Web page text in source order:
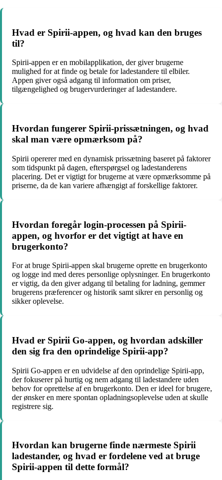
Hvad er Spirii-appen, og hvad kan den bruges
til?
Spirii-appen er en mobilapplikation, der giver brugerne
mulighed for at finde og betale for ladestandere til elbiler.
Appen giver også adgang til information om priser,
tilgængelighed og brugervurderinger af ladestandere.
Hvordan fungerer Spirii-prissætningen, og hvad
skal man være opmærksom på?
Spirii opererer med en dynamisk prissætning baseret på faktorer
som tidspunkt på dagen, efterspørgsel og ladestanderens
placering. Det er vigtigt for brugerne at være opmærksomme på
priserne, da de kan variere afhængigt af forskellige faktorer.
Hvordan foregår login-processen på Spirii-
appen, og hvorfor er det vigtigt at have en
brugerkonto?
For at bruge Spirii-appen skal brugerne oprette en brugerkonto
og logge ind med deres personlige oplysninger. En brugerkonto
er vigtig, da den giver adgang til betaling for ladning, gemmer
brugerens præferencer og historik samt sikrer en personlig og
sikker oplevelse.
Hvad er Spirii Go-appen, og hvordan adskiller
den sig fra den oprindelige Spirii-app?
Spirii Go-appen er en udvidelse af den oprindelige Spirii-app,
der fokuserer på hurtig og nem adgang til ladestandere uden
behov for oprettelse af en brugerkonto. Den er ideel for brugere,
der ønsker en mere spontan opladningsoplevelse uden at skulle
registrere sig.
Hvordan kan brugerne finde nærmeste Spirii
ladestander, og hvad er fordelene ved at bruge
Spirii-appen til dette formål?